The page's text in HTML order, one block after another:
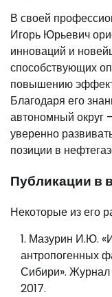
В своей
Игорь Юрьевич
инноваций и
способствующих
повышению
Благодаря его
автономный округ
уверенно
позиции в
Публикации в
Некоторые из его
Мазурин И.Ю.
антропогенных
Сибири». Журнал
2017.